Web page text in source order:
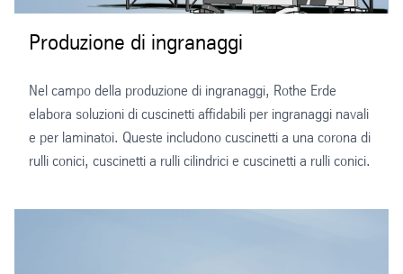
Produzione di ingranaggi
Nel campo della produzione di ingranaggi, Rothe Erde
elabora soluzioni di cuscinetti affidabili per ingranaggi navali
e per laminatoi. Queste includono cuscinetti a una corona di
rulli conici, cuscinetti a rulli cilindrici e cuscinetti a rulli conici.